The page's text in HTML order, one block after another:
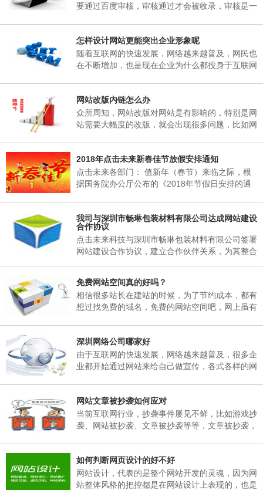
通知后，妥善安排好值班工作，并将各部门值班表
要通过百度审核，审核通过才会被收录，审核是一
网站，很多站长想破脑袋都不知所措，这里深圳网
站建设小编介绍到，原因其实很简单，当网页被收
录后搜索引擎会对一个网站进行审核，这期间搜索
个方...
怎样设计网站更能突出企业形象呢
随着互联网的快速发展，网络越来越普及，网民也
在不断增加，也是现在企业为什么都投身于互联网
收益。那么，怎样设计网站更能突出企业形象呢?
网站改版内链怎么办
众所周知，网站改版对网站是有影响的，特别是网
站需要大幅度的改版，就会出现很多问题，比如网
的URL，如果URL更改了，相当于重新做了一个网
站。
2018年点击未来新春佳节放假安排通知
点击未来各部门： 值新年（春节）来临之际，根
据国务院办公厅公布的《2018年节假日安排的通
下： 一、春节放假时间：为02月06日至02月25
日，02月25日(星期天)正常上班。 二、各部门接
通知后，妥善安排好值班工作，并将各部门值班表
于2018年02月06日下午17：00以前报公司办公
室。 三、各部门要...
我司与深圳市畅琳包装材料有限公司达成网站建设
合作协议
点击未来科技与深圳市畅琳包装材料有限公司签署
网站建设合作协议，建立合作伙伴关系，为其整合
免费网站空间真的好吗？
相信很多站长在建站的时候，为了节约成本，都有
想过找免费的域名，免费的网站空间吧，网上虽有
空间有哪些弊端。
深圳网络公司哪家好
由于互联网的快速发展，网络越来越普及，很多企
业都开始通过网站来给自己做宣传，各式各样的网
个专业的网络公司制作，那么，深圳网络公司哪家
好呢？
网站文章被抄袭如何应对
当前互联网行业，抄袭事件屡见不鲜，比如游戏抄
袭、网站被抄袭、文章被抄袭等等，文章被抄袭，
袭，我们该如何应对呢？
如何判断网页设计的好不好
网站设计，代表的是整个网站开发的灵魂，因为网
站整体风格的把控都是在网站设计上表现的，也是